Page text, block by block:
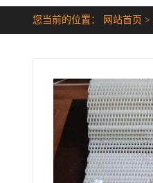
您当前的位置： 网站首页 >